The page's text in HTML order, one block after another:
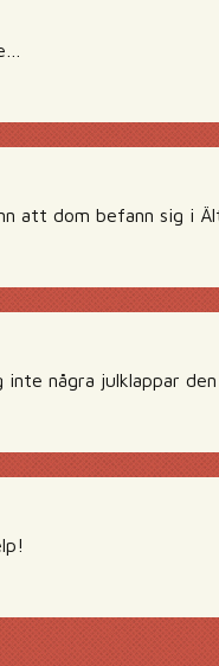
att dom befann sig i
inte några julklappar